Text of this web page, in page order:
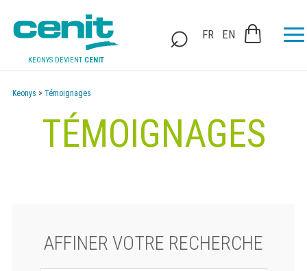
KEONYS DEVIENT CENIT
FR EN
Keonys > Témoignages
TÉMOIGNAGES
AFFINER VOTRE RECHERCHE